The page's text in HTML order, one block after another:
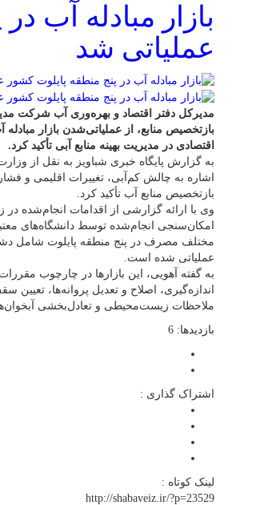
بازار مبادله آب
عملیاتی شد
مدیرکل دفتر اقتصاد و بهره‌وری آب شرکت
بازتخصیص منابع، از عملیاتی‌شدن بازار
اقتصادی در مدیریت بهینه منابع آبی تأکید کرد.
به گزارش پایگاه خبری شباویز به نقل از
اشاره به چالش کم‌آبی، تغییرات اقلیمی و
بازتخصیص منابع آب تأکید کرد.
وی با ارائه گزارشی از اقدامات انجام‌شده
امکان‌سنجی انجام‌شده توسط دانشگاه‌های
مختلف مصرف در پنج منطقه پایلوت شامل
عملیاتی شده است.
به گفته آهویی، این بازارها در چارچوب
اندازه‌گیری، اصلاح و تعدیل پروانه‌ها،
ملاحظات زیست‌محیطی و تعادل‌بخشی
بازدیدها: 6
اشتراک گذاری :
لینک کوتاه :
http://shabaveiz.ir/?p=23529